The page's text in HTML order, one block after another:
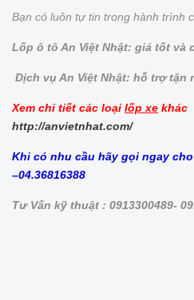
Bạn có luôn tự tin trong hành trình
Lốp ô tô An Việt Nhật: giá tốt và
Dịch vụ An Việt Nhật: hỗ trợ tận
Xem chi tiết các loại lốp xe khác
http://anvietnhat.com/
Khi có nhu cầu hãy gọi ngay
–04.36816388
Tư Vấn kỹ thuật : 0913300489-